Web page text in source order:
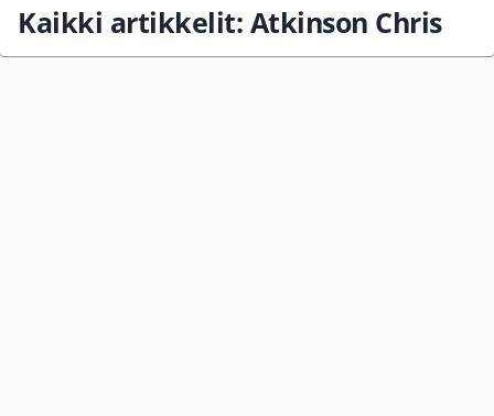
Kaikki artikkelit: Atkinson Chris